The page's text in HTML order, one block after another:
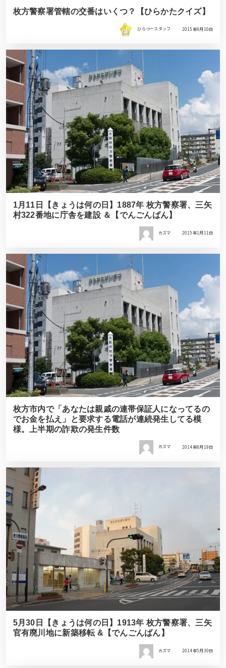
枚方警察署管轄の交番はいくつ？【ひらかたクイズ】
ひらつースタッフ 2015年9月10日
1月11日【きょうは何の日】1887年 枚方警察署、三矢
村322番地に庁舎を建設 ＆【でんごんばん】
カズマ 2015年1月11日
枚方市内で「あなたは親戚の連帯保証人になってるの
でお金を払え」と要求する電話が連続発生してる模
様。上半期の詐欺の発生件数
カズマ 2014年8月19日
5月30日【きょうは何の日】1913年 枚方警察署、三矢
官有廃川地に新築移転 &【でんごんばん】
カズマ 2014年5月30日